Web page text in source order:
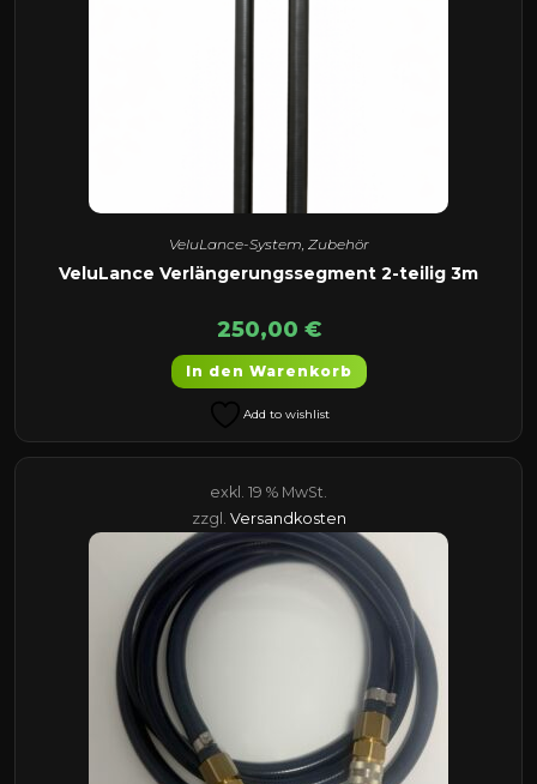
VeluLance-System Zubehör
VeluLance Verlängerungssegment 2-teilig 3m
250,00 €
In den Warenkorb
Add to wishlist
exkl. 19 % MwSt.
zzgl. Versandkosten